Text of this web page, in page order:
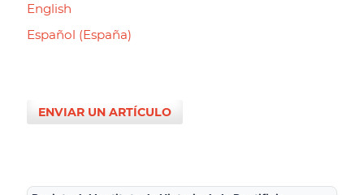
English
Español (España)
ENVIAR UN ARTÍCULO